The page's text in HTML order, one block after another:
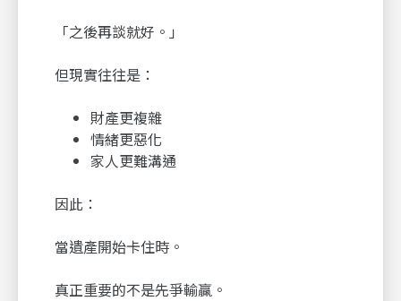
「之後再談就好。」
但現實往往是：
財產更複雜
情緒更惡化
家人更難溝通
因此：
當遺產開始卡住時。
真正重要的不是先爭輸贏。